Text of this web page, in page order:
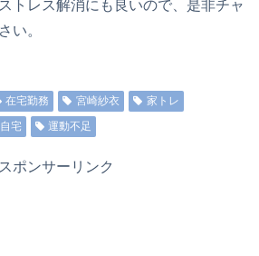
トレス解消にも良いので、是非チャ
い。
在宅勤務 宮崎紗衣
家トレ
自宅 運動不足
スポンサーリンク